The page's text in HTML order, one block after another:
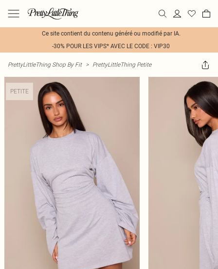
Ce site contient du contenu généré ou modifié par IA.
-30% POUR LES VIPS* AVEC LE CODE : VIP30
PrettyLittleThing Shop By Fit > PrettyLittleThing Petite
PETITE